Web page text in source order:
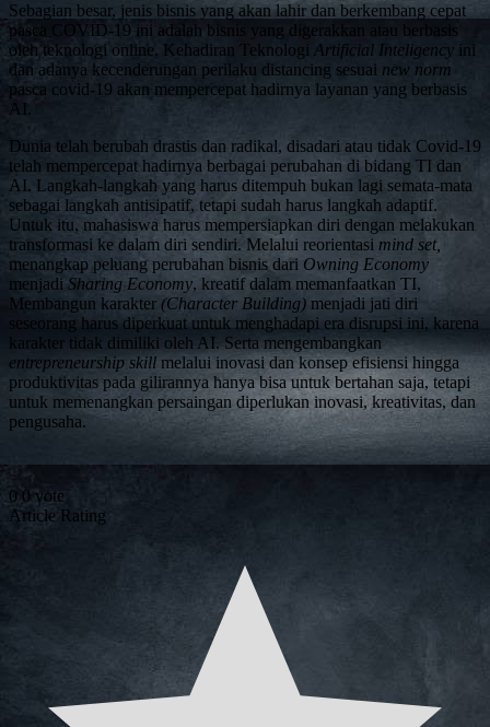
Sebagian besar, jenis bisnis yang akan lahir dan berkembang cepat
pasca COVID-19 ini adalah bisnis yang digerakkan atau berbasis
oleh teknologi online. Kehadiran Teknologi Artificial Inteligency ini
dan adanya kecenderungan perilaku distancing sesuai new norm
pasca covid-19 akan mempercepat hadirnya layanan yang berbasis
AI.
Dunia telah berubah drastis dan radikal, disadari atau tidak Covid-19
telah mempercepat hadirnya berbagai perubahan di bidang TI dan
AI. Langkah-langkah yang harus ditempuh bukan lagi semata-mata
sebagai langkah antisipatif, tetapi sudah harus langkah adaptif.
Untuk itu, mahasiswa harus mempersiapkan diri dengan melakukan
transformasi ke dalam diri sendiri. Melalui reorientasi mind set,
menangkap peluang perubahan bisnis dari Owning Economy
menjadi Sharing Economy, kreatif dalam memanfaatkan TI,
Membangun karakter (Character Building) menjadi jati diri
seseorang harus diperkuat untuk menghadapi era disrupsi ini, karena
karakter tidak dimiliki oleh AI. Serta mengembangkan
entrepreneurship skill melalui inovasi dan konsep efisiensi hingga
produktivitas pada gilirannya hanya bisa untuk bertahan saja, tetapi
untuk memenangkan persaingan diperlukan inovasi, kreativitas, dan
pengusaha.
0 0 vote
Article Rating